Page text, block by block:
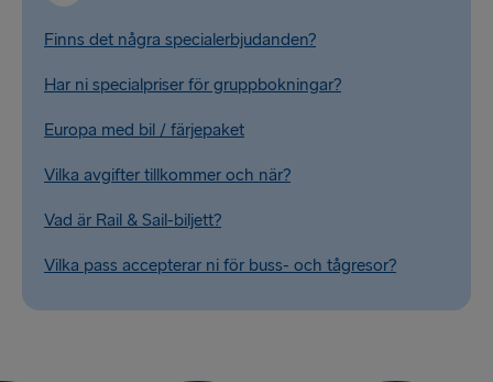
Finns det några specialerbjudanden?
Har ni specialpriser för gruppbokningar?
Europa med bil / färjepaket
Vilka avgifter tillkommer och när?
Vad är Rail & Sail-biljett?
Vilka pass accepterar ni för buss- och tågresor?